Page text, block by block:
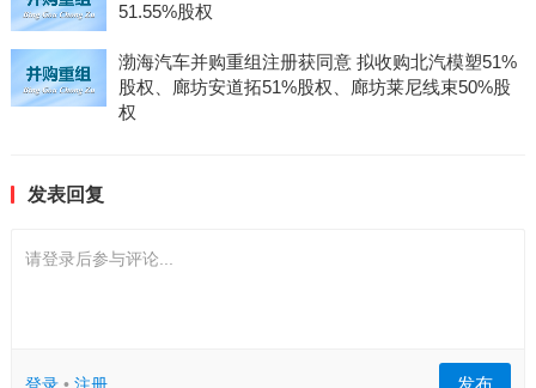
51.55%股权
渤海汽车并购重组注册获同意 拟收购北汽模塑51%
股权、廊坊安道拓51%股权、廊坊莱尼线束50%股
权
发表回复
请登录后参与评论...